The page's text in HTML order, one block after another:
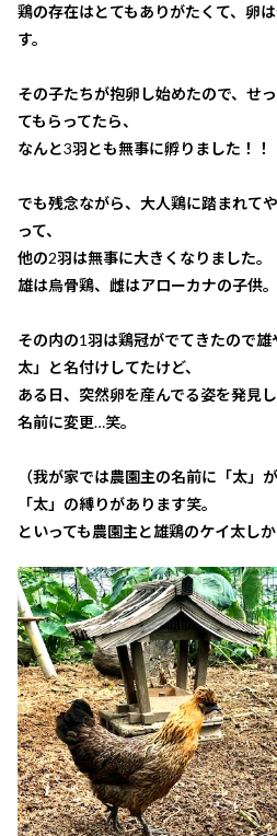
鶏の存在はとてもありがたくて、卵
す。
その子たちが抱卵し始めたので、せ
てもらってたら、
なんと3羽とも無事に孵りました！！
でも残念ながら、大人鶏に踏まれて
って、
他の2羽は無事に大きくなりました。
雄は烏骨鶏、雌はアローカナの子供。
その内の1羽は鶏冠がでてきたので
太」と名付けしてたけど、
ある日、突然卵を産んでる姿を発見
名前に変更…笑。
（我が家では農園主の名前に「太」
「太」の縛りがあります笑。
といっても農園主と雄鶏のケイ太しか